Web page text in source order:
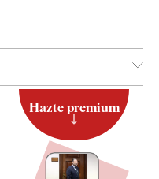
Hazte premium